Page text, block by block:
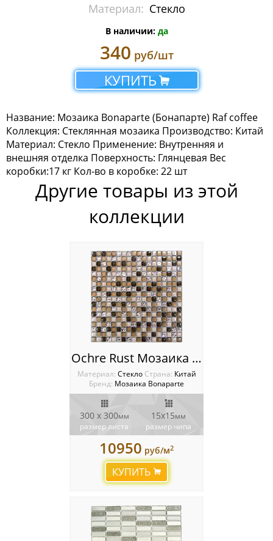
Мозаика Caramelle Mosaic
Мозаика Dao
Мозаика Decor-mosaic
Мозаика Irida
Мозаика Keramograd
Мозаика Mir Mosaic
Мозаика NSmosaic
Мозаика Rose Mosaic
Мозаика Sekitei
Мозаика Starmosaic
Мозаика Опера Декора
Материал: Стекло
В наличии: да
340 руб/шт
КУПИТЬ
Название: Мозаика Bonaparte (Бонапарте) Raf coffee
Коллекция: Стеклянная мозаика Производство: Китай
Материал: Стекло Применение: Внутренняя и
внешняя отделка Поверхность: Глянцевая Вес
коробки:17 кг Кол-во в коробке: 22 шт
Другие товары из этой
коллекции
Ochre Rust Мозаика Bonaparte
Материал: Стекло Cтрана: Китай
Бренд: Мозаика Bonaparte
300 x 300мм
размер листа
15х15мм
размер чипа
10950 руб/м2
КУПИТЬ